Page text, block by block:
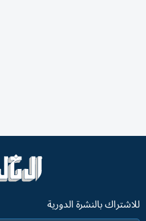
للاشتراك بالنشرة الدورية